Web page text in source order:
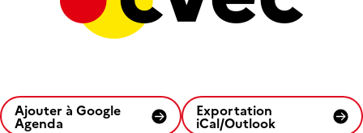
Ajouter à Google
Agenda
Exportation
iCal/Outlook